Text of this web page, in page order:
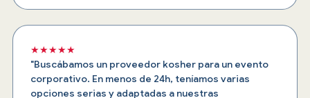
★★★★★
"Buscábamos un proveedor kosher para un evento
corporativo. En menos de 24h, teníamos varias
opciones serias y adaptadas a nuestras